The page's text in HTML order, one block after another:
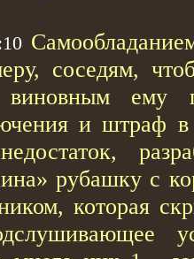
соседям,
виновным ему
и штраф в
рубашку с
которая